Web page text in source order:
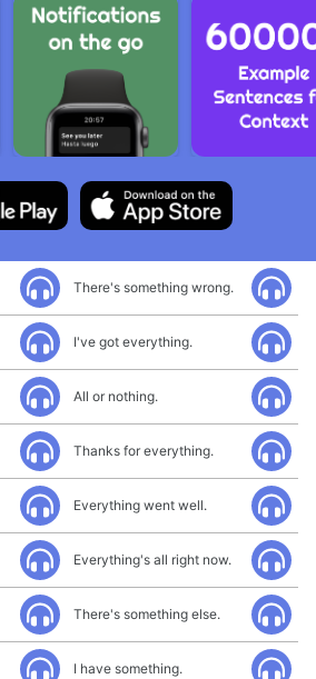
There's something wrong.
I've got everything.
All or nothing.
Thanks for everything.
Everything went well.
Everything's all right now.
There's something else.
I have something.